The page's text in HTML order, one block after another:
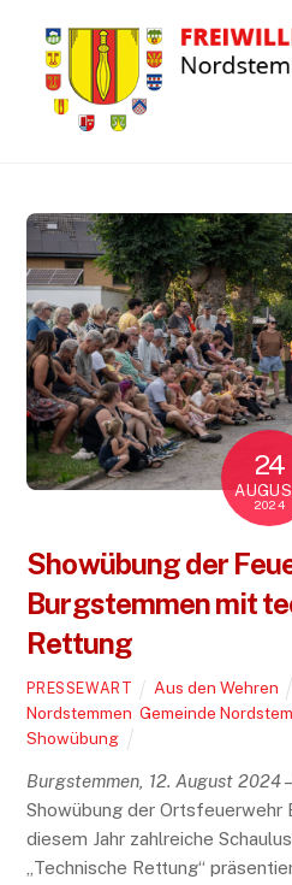
24
2024
Showübung der
Burgstemmen mit
Rettung
PRESSEWART Aus den Wehren
Nordstemmen ,Gemeinde
Showübung
Burgstemmen, 12. August 2024
Showübung der Ortsfeuerwehr
diesem Jahr zahlreiche
„Technische Rettung“